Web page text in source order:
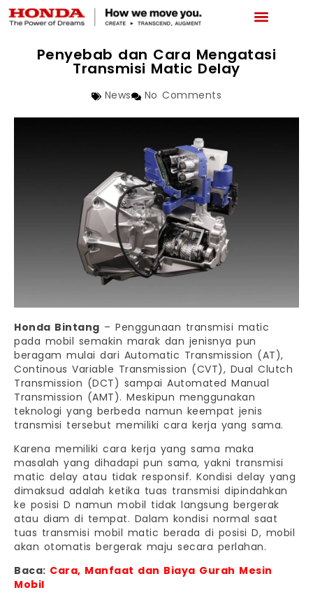
Penyebab dan Cara Mengatasi
Transmisi Matic Delay
News No Comments
Honda Bintang – Penggunaan transmisi matic
pada mobil semakin marak dan jenisnya pun
beragam mulai dari Automatic Transmission (AT),
Continous Variable Transmission (CVT), Dual Clutch
Transmission (DCT) sampai Automated Manual
Transmission (AMT). Meskipun menggunakan
teknologi yang berbeda namun keempat jenis
transmisi tersebut memiliki cara kerja yang sama.
Karena memiliki cara kerja yang sama maka
masalah yang dihadapi pun sama, yakni transmisi
matic delay atau tidak responsif. Kondisi delay yang
dimaksud adalah ketika tuas transmisi dipindahkan
ke posisi D namun mobil tidak langsung bergerak
atau diam di tempat. Dalam kondisi normal saat
tuas transmisi mobil matic berada di posisi D, mobil
akan otomatis bergerak maju secara perlahan.
Baca: Cara, Manfaat dan Biaya Gurah Mesin
Mobil